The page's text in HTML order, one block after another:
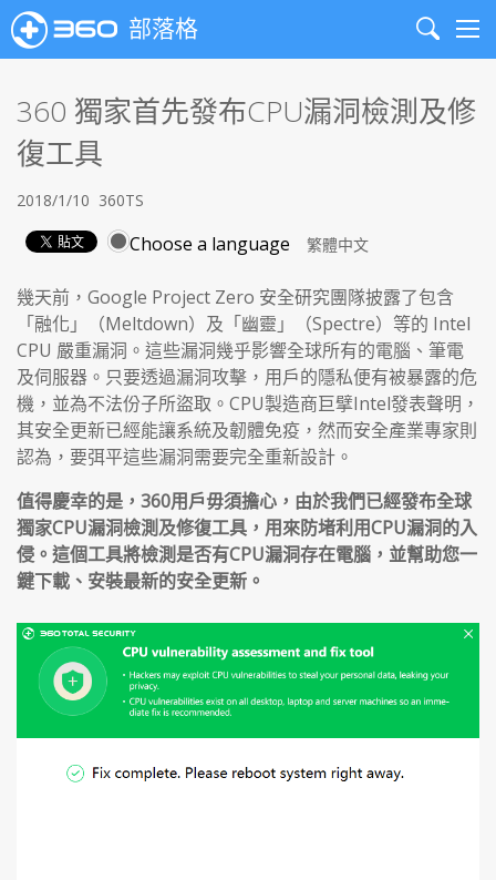
部落格
Search
360 獨家首先發布CPU漏洞檢測及修
復工具
2018/1/10 360TS
Choose a language
幾天前，Google Project Zero 安全研究團隊披露了包含
「融化」（Meltdown）及「幽靈」（Spectre）等的 Intel
CPU 嚴重漏洞。這些漏洞幾乎影響全球所有的電腦、筆電
及伺服器。只要透過漏洞攻擊，用戶的隱私便有被暴露的危
機，並為不法份子所盜取。CPU製造商巨擘Intel發表聲明，
其安全更新已經能讓系統及韌體免疫，然而安全產業專家則
認為，要弭平這些漏洞需要完全重新設計。
值得慶幸的是，360用戶毋須擔心，由於我們已經發布全球
獨家CPU漏洞檢測及修復工具，用來防堵利用CPU漏洞的入
侵。這個工具將檢測是否有CPU漏洞存在電腦，並幫助您一
鍵下載、安裝最新的安全更新。